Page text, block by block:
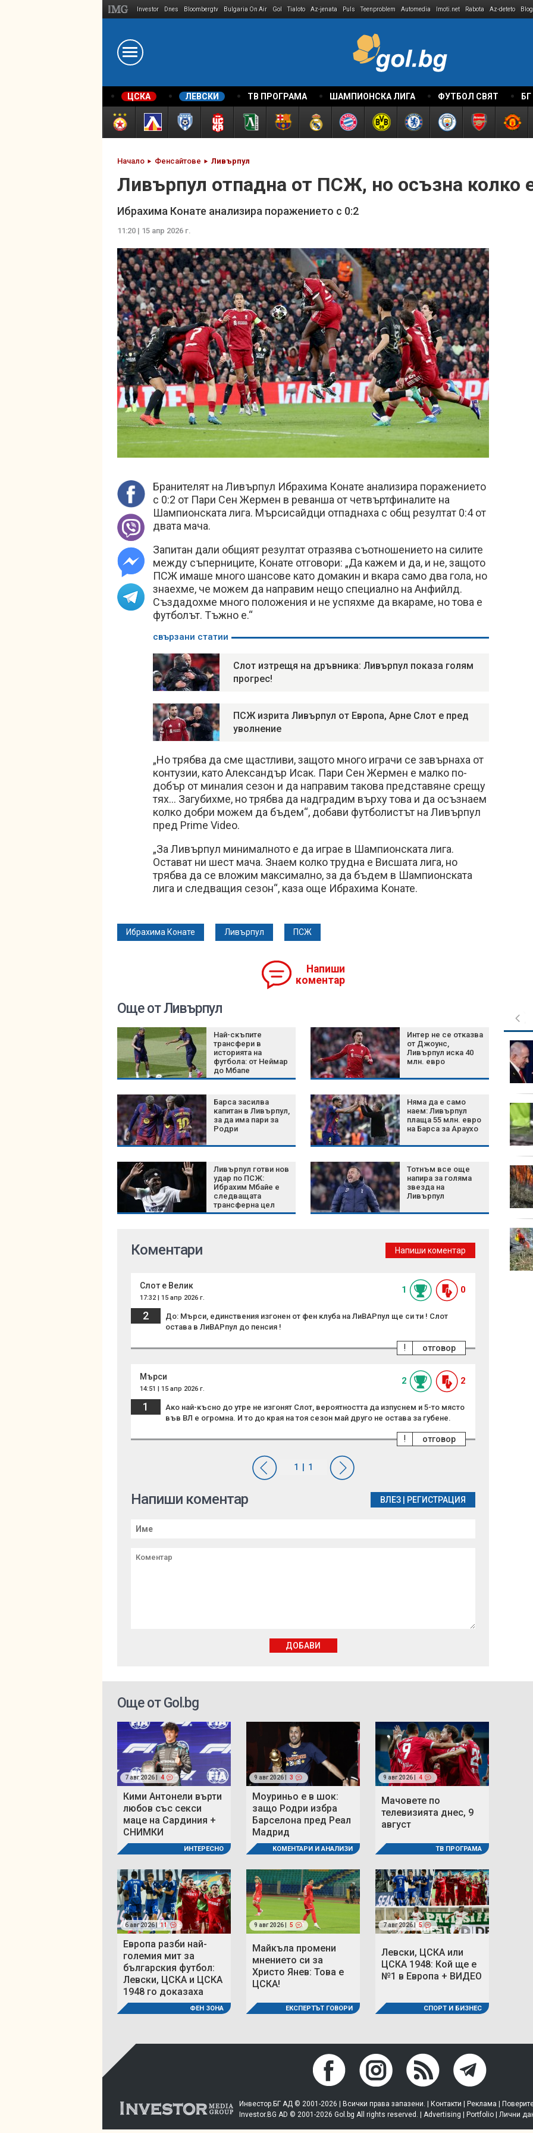
Investor Dnes Bloombergtv Bulgaria On Air Gol Tialoto Az-jenata Puls Teenproblem Automedia Imoti.net Rabota Az-deteto Blog
ЦСКА ЛЕВСКИ ТВ ПРОГРАМА ШАМПИОНСКА ЛИГА ФУТБОЛ СВЯТ
Начало Фенсайтове Ливърпул
Ливърпул отпадна от ПСЖ, но осъзна колко
Ибрахима Конате анализира поражението с 0:2
11:20 | 15 апр 2026 г.
Бранителят на Ливърпул Ибрахима Конате анализира поражението
с 0:2 от Пари Сен Жермен в реванша от четвъртфиналите на
Шампионската лига. Мърсисайдци отпаднаха с общ резултат 0:4 от
двата мача.
Запитан дали общият резултат отразява съотношението на силите
между съперниците, Конате отговори: „Да кажем и да, и не, защото
ПСЖ имаше много шансове като домакин и вкара само два гола, но
знаехме, че можем да направим нещо специално на Анфийлд.
Създадохме много положения и не успяхме да вкараме, но това е
футболът. Тъжно е.“
свързани статии
Слот изтрещя на дръвника: Ливърпул показа голям
прогрес!
ПСЖ изрита Ливърпул от Европа, Арне Слот е пред
уволнение
„Но трябва да сме щастливи, защото много играчи се завърнаха от
контузии, като Александър Исак. Пари Сен Жермен е малко по-
добър от миналия сезон и да направим такова представяне срещу
тях... Загубихме, но трябва да надградим върху това и да осъзнаем
колко добри можем да бъдем“, добави футболистът на Ливърпул
пред Prime Video.
„За Ливърпул минималното е да играе в Шампионската лига.
Остават ни шест мача. Знаем колко трудна е Висшата лига, но
трябва да се вложим максимално, за да бъдем в Шампионската
лига и следващия сезон“, каза още Ибрахима Конате.
Ибрахима Конате Ливърпул ПСЖ
Напиши
коментар
Още от Ливърпул
Най-скъпите
трансфери в
историята на
футбола: от Неймар
до Мбапе
Интер не се отказва
от Джоунс,
Ливърпул иска 40
млн. евро
Барса засилва
капитан в Ливърпул,
за да има пари за
Родри
Няма да е само
наем: Ливърпул
плаща 55 млн. евро
на Барса за Араухо
Ливърпул готви нов
удар по ПСЖ:
Ибрахим Мбайе е
следващата
трансферна цел
Тотнъм все още
напира за голяма
звезда на
Ливърпул
Нетаняху отхвърли
плана на Тръмп за
Газа: Израел няма да
се изтегли
Дрогиран шофьор
предложи 100 евро
подкуп на полицаи
Голям пожар затвори
Подбалканския път
край Сливен, спират
влаковете
Рио де Жанейро, има
загинали
Коментари Напиши коментар
Слот е Велик
17:32 | 15 апр 2026 г.
1 0
2
До: Мърси, единствения изгонен от фен клуба на ЛиВАРпул ще си ти ! Слот
остава в ЛиВАРпул до пенсия !
отговор
!
Мърси
14:51 | 15 апр 2026 г.
2 2
1
Ако най-късно до утре не изгонят Слот, вероятността да изпуснем и 5-то място
във ВЛ е огромна. И то до края на тоя сезон май друго не остава за губене.
отговор
!
Напиши коментар ВЛЕЗ РЕГИСТРАЦИЯ
ДОБАВИ
Още от Gol.bg
7 авг 2026 | 4
Кими Антонели върти
любов със секси
маце на Сардиния +
СНИМКИ
ИНТЕРЕСНО
9 авг 2026 | 3
Моуриньо е в шок:
защо Родри избра
Барселона пред Реал
Мадрид
КОМЕНТАРИ И АНАЛИЗИ
9 авг 2026 | 4
Мачовете по
телевизията днес, 9
август
ТВ ПРОГРАМА
6 авг 2026 | 11
Европа разби най-
големия мит за
българския футбол:
Левски, ЦСКА и ЦСКА
1948 го доказаха
ФЕН ЗОНА
9 авг 2026 | 5
Майкъла промени
мнението си за
Христо Янев: Това е
ЦСКА!
ЕКСПЕРТЪТ ГОВОРИ
7 авг 2026 | 5
Левски, ЦСКА или
ЦСКА 1948: Кой ще е
№1 в Европа + ВИДЕО
СПОРТ И БИЗНЕС
Инвестор.БГ АД © 2001-2026 | Всички права запазени. | Контакти Реклама
Investor.BG AD © 2001-2026 Gol.bg All rights reserved. | Advertising Portfolio Лични